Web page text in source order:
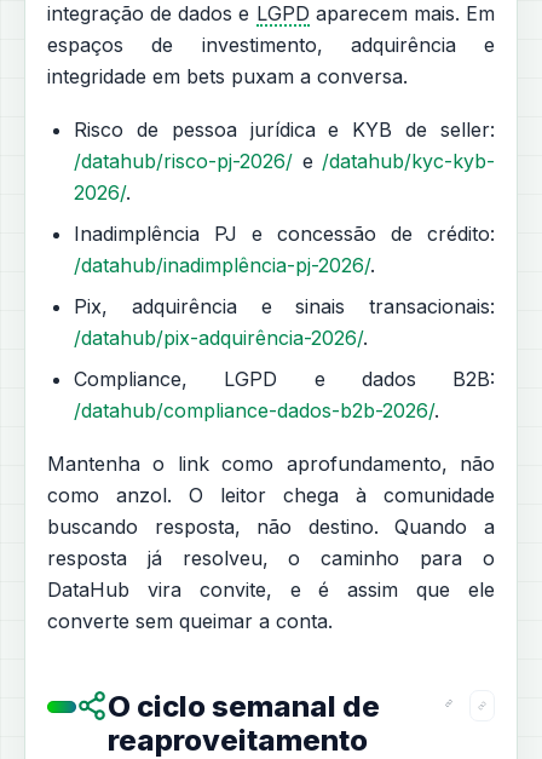
integração de dados e LGPD aparecem mais. Em
espaços de investimento, adquirência e
integridade em bets puxam a conversa.
Risco de pessoa jurídica e KYB de seller:
/datahub/risco-pj-2026/ e /datahub/kyc-kyb-
2026/.
Inadimplência PJ e concessão de crédito:
/datahub/inadimplência-pj-2026/.
Pix, adquirência e sinais transacionais:
/datahub/pix-adquirência-2026/.
Compliance, LGPD e dados B2B:
/datahub/compliance-dados-b2b-2026/.
Mantenha o link como aprofundamento, não
como anzol. O leitor chega à comunidade
buscando resposta, não destino. Quando a
resposta já resolveu, o caminho para o
DataHub vira convite, e é assim que ele
converte sem queimar a conta.
O ciclo semanal de
reaproveitamento